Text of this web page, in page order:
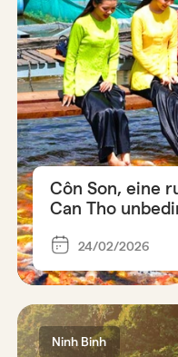
Côn Son, eine
Can Tho
24/02/2026
Ninh Binh